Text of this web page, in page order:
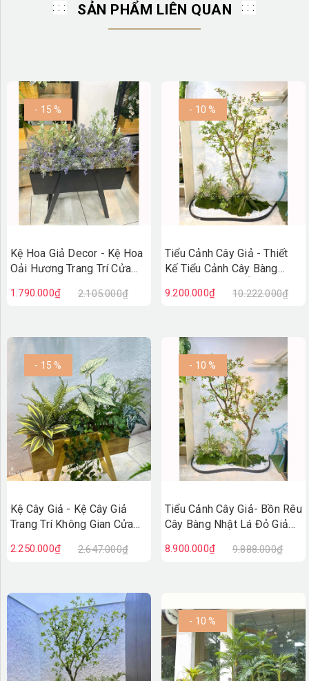
SẢN PHẨM LIÊN QUAN
- 15 %
Kệ Hoa Giả Decor - Kệ Hoa
Oải Hương Trang Trí Cửa
(100X50X110cm)- BC279
1.790.000₫ 2.105.000₫
- 10 %
Tiểu Cảnh Cây Giả - Thiết
Kế Tiểu Cảnh Cây Bàng
(90X200X230cm)- RC148
9.200.000₫ 10.222.000₫
- 15 %
Kệ Cây Giả - Kệ Cây Giả
Trang Trí Không Gian Cửa
(100X50X110cm)- BC275
2.250.000₫ 2.647.000₫
- 10 %
Tiểu Cảnh Cây Giả- Bồn Rêu
Cây Bàng Nhật Lá Đỏ Giả
(90X200X220cm)- RC147
8.900.000₫ 9.888.000₫
- 10 %